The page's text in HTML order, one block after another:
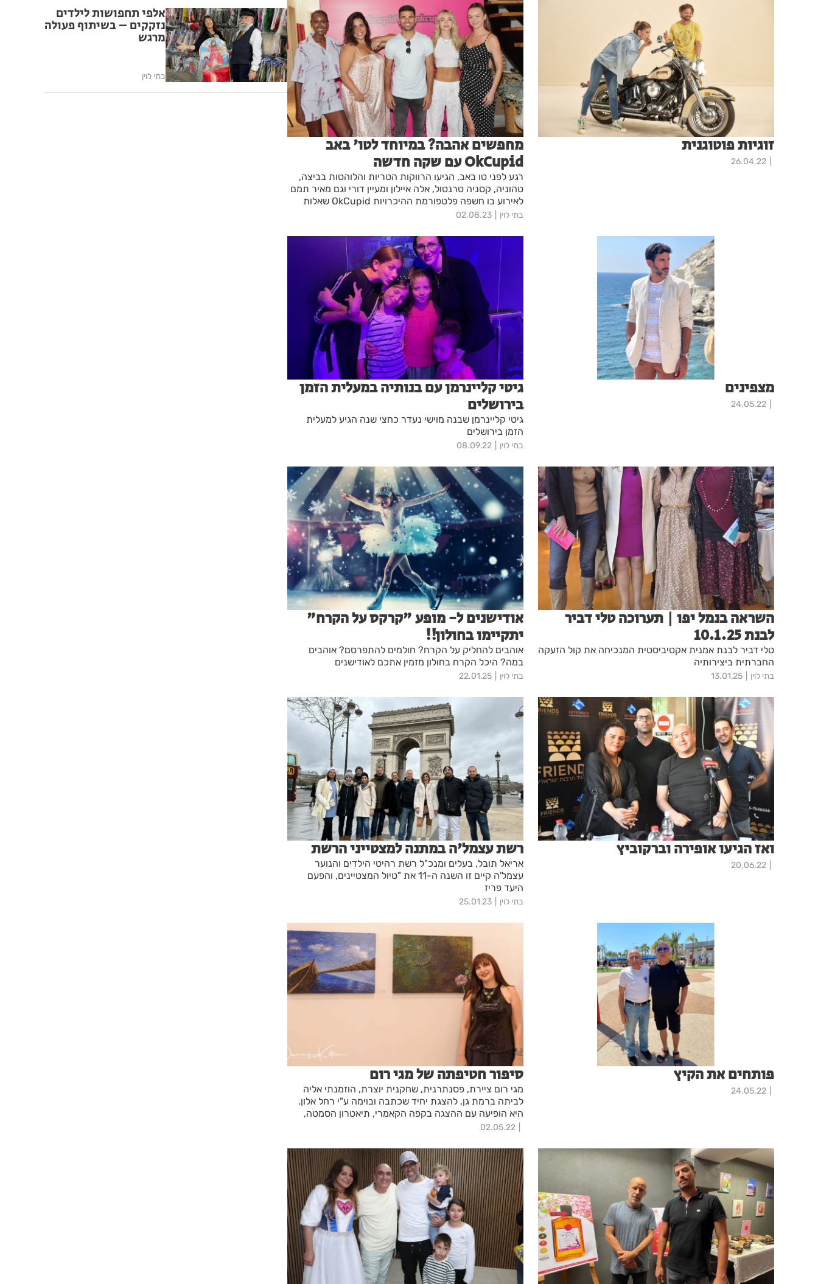
זוגיות פוטוגנית
26.04.22
מחפשים אהבה? במיוחד לטו' באב
OkCupid עם שקה חדשה
רגע לפני טו באב, הגיעו הרווקות הטריות והלוהטות בביצה,
טהוניה, קסניה טרנטול, אלה איילון ומעיין דורי וגם מאיר תמם
לאירוע בו חשפה פלטפורמת ההיכרויות OkCupid שאלות
התאמה חדשות שנכתבו במיוחד לקהל הישראלי.
בתי לוין 02.08.23
מצפינים
24.05.22
גיטי קליינרמן עם בנותיה במעלית הזמן
בירושלים
גיטי קליינרמן שבנה מוישי נעדר כחצי שנה הגיע למעלית
הזמן בירושלים
בתי לוין 08.09.22
השראה בנמל יפו | תערוכה טלי דביר
לבנת 10.1.25
טלי דביר לבנת אמנית אקטיביסטית המנכיחה את קול הזעקה
החברתית ביצירותיה
בתי לוין 13.01.25
אודישנים ל- מופע "קרקס על הקרח"
יתקיימו בחולון!!
אוהבים להחליק על הקרח? חולמים להתפרסם? אוהבים
במה? היכל הקרח בחולון מזמין אתכם לאודישנים
בתי לוין 22.01.25
ואז הגיעו אופירה וברקוביץ
20.06.22
רשת עצמל'ה במתנה למצטייני הרשת
אריאל תובל, בעלים ומנכ"ל רשת רהיטי הילדים והנוער
עצמל'ה קיים זו השנה ה-11 את "טיול המצטיינים, והפעם
היעד פריז
בתי לוין 25.01.23
פותחים את הקיץ
24.05.22
סיפור חטיפתה של מגי רום
מגי רום ציירת, פסנתרנית, שחקנית יוצרת, הוזמנתי אליה
לביתה ברמת גן, להצגת יחיד שכתבה ובוימה ע"י רחל אלון.
היא הופיעה עם ההצגה בקפה הקאמרי, תיאטרון הסמטה,
אוניברסיטת ת"א, סינמטק ת"א, היכלי תרבות ועוד... הפריצה
02.05.22
אלפי תחפושות לילדים
נזקקים – בשיתוף פעולה
מרגש
בתי לוין